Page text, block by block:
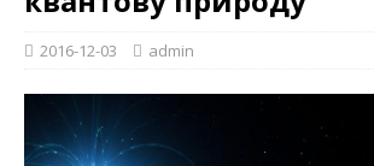
2016-12-03 admin